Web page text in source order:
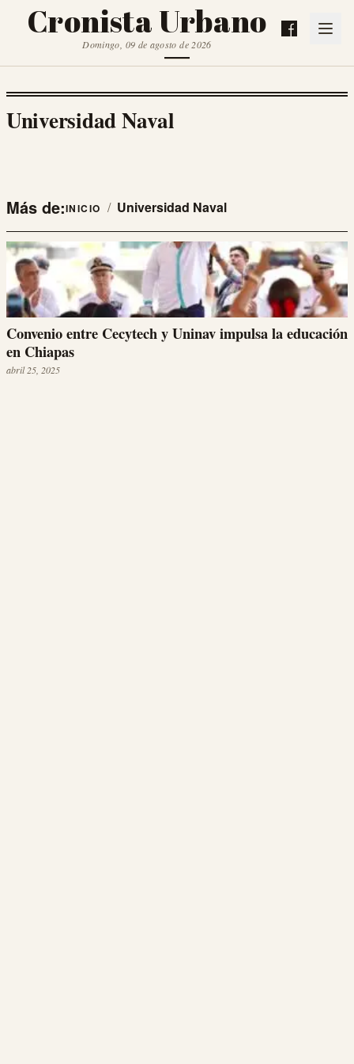
Cronista Urbano
Domingo, 09 de agosto de 2026
Universidad Naval
Más de:INICIO / Universidad Naval
Convenio entre Cecytech y Uninav impulsa la educación
en Chiapas
abril 25, 2025